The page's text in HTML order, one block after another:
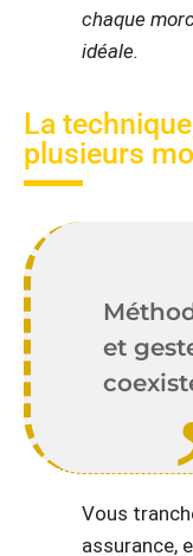
chaque
idéale.
La
plusieurs
et
Vous
assurance,